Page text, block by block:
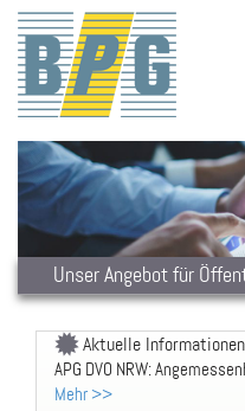
Unser Angebot für
Aktuelle Informationen
APG DVO NRW:
Mehr >>